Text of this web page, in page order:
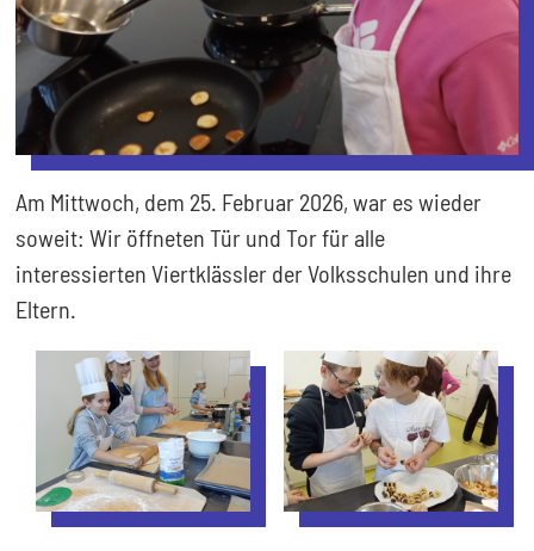
Am Mittwoch, dem 25. Februar 2026, war es wieder
soweit: Wir öffneten Tür und Tor für alle
interessierten Viertklässler der Volksschulen und ihre
Eltern.